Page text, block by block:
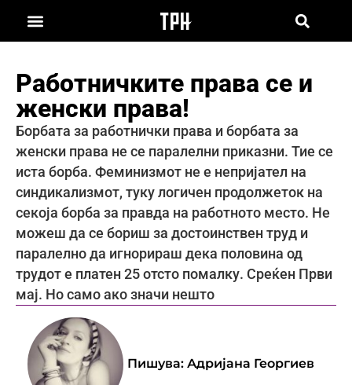
Работничките права се и
женски права!
Борбата за работнички права и борбата за
женски права не се паралелни приказни. Тие се
иста борба. Феминизмот не е непријател на
синдикализмот, туку логичен продолжеток на
секоја борба за правда на работното место. Не
можеш да се бориш за достоинствен труд и
паралелно да игнорираш дека половина од
трудот е платен 25 отсто помалку. Среќен Први
мај. Но само ако значи нешто
Пишува: Адријана Георгиев